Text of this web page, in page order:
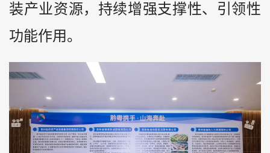
装产业资源，持续增强支撑性、引领性
功能作用。